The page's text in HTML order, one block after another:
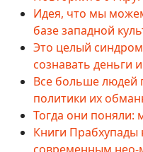
Идея, что мы
базе западной
Это целый
сознавать деньги
Все больше людей
политики их
Тогда они поняли:
Книги Прабхупады